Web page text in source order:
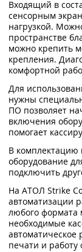
Входящий в
сенсорным
нагрузкой.
пространстве
можно крепить
крепления.
комфортной
Для
нужны
ПО позволяет
включения
помогает
В комплектацию
оборудование
подключить
На АТОЛ Strike
автоматизации
любого формата
необходимые
автоматическое
печати и работу